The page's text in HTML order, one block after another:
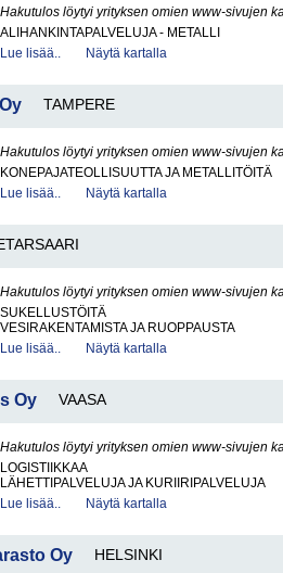
Hakutulos löytyi yrityksen omien www-sivujen
ALIHANKINTAPALVELUJA - METALLI
Lue lisää..
Näytä kartalla
TAMPERE
Hakutulos löytyi yrityksen omien www-sivujen
KONEPAJATEOLLISUUTTA JA METALLITÖITÄ
Lue lisää..
Näytä kartalla
Hakutulos löytyi yrityksen omien www-sivujen
SUKELLUSTÖITÄ
VESIRAKENTAMISTA JA RUOPPAUSTA
Lue lisää..
Näytä kartalla
Oy VAASA
Hakutulos löytyi yrityksen omien www-sivujen
LOGISTIIKKAA
LÄHETTIPALVELUJA JA KURIIRIPALVELUJA
Lue lisää..
Näytä kartalla
Oy HELSINKI